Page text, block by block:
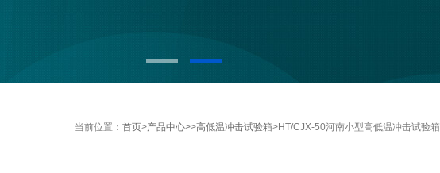
当前位置： 首页>产品中心>>高低温冲击试验箱>HT/CJX-50河南小型高低温冲击试验箱